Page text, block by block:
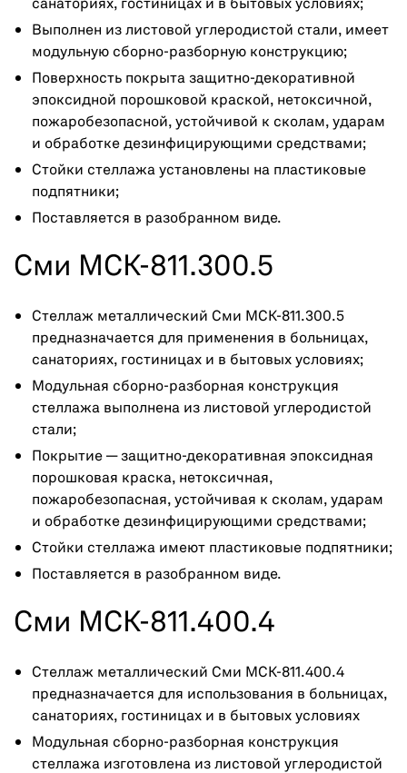
санаториях, гостиницах и в бытовых условиях;
Выполнен из листовой углеродистой стали, имеет
модульную сборно-разборную конструкцию;
Поверхность покрыта защитно-декоративной
эпоксидной порошковой краской, нетоксичной,
пожаробезопасной, устойчивой к сколам, ударам
и обработке дезинфицирующими средствами;
Стойки стеллажа установлены на пластиковые
подпятники;
Поставляется в разобранном виде.
Сми МСК-811.300.5
Стеллаж металлический Сми МСК-811.300.5
предназначается для применения в больницах,
санаториях, гостиницах и в бытовых условиях;
Модульная сборно-разборная конструкция
стеллажа выполнена из листовой углеродистой
стали;
Покрытие — защитно-декоративная эпоксидная
порошковая краска, нетоксичная,
пожаробезопасная, устойчивая к сколам, ударам
и обработке дезинфицирующими средствами;
Стойки стеллажа имеют пластиковые подпятники;
Поставляется в разобранном виде.
Сми МСК-811.400.4
Стеллаж металлический Сми МСК-811.400.4
предназначается для использования в больницах,
санаториях, гостиницах и в бытовых условиях
Модульная сборно-разборная конструкция
стеллажа изготовлена из листовой углеродистой